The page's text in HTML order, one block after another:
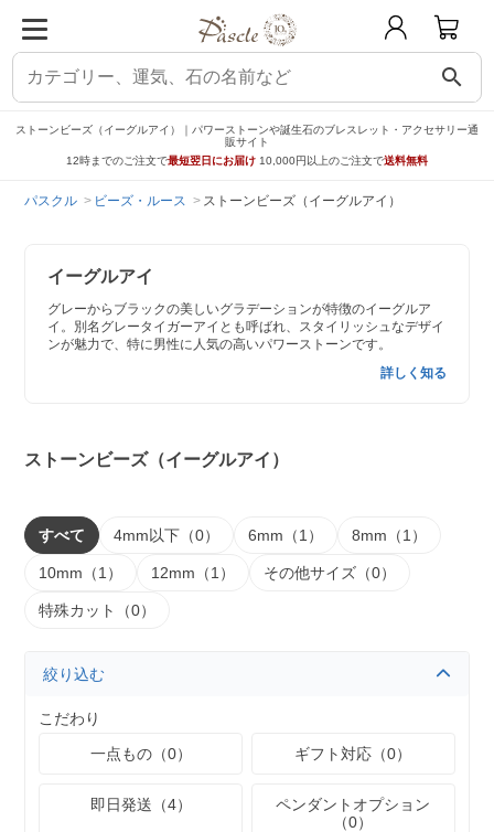
search
ストーンビーズ（イーグルアイ）｜パワーストーンや誕生石のブレスレット・アクセサリー通
販サイト
12時までのご注文で最短翌日にお届け 10,000円以上のご注文で送料無料
パスクル ビーズ・ルース ストーンビーズ（イーグルアイ）
イーグルアイ
グレーからブラックの美しいグラデーションが特徴のイーグルア
イ。別名グレータイガーアイとも呼ばれ、スタイリッシュなデザイ
ンが魅力で、特に男性に人気の高いパワーストーンです。
詳しく知る
ストーンビーズ（イーグルアイ）
すべて 4mm以下（0） 6mm（1） 8mm（1）
10mm（1） 12mm（1） その他サイズ（0）
特殊カット（0）
絞り込む
こだわり
一点もの（0）
ギフト対応（0）
即日発送（4）
ペンダントオプション
（0）